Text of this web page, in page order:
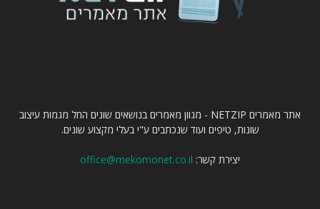
אתר מאמרים NETZIP - מגוון מאמרים בנושאים שונים החל מגמות עיצוב
שונות, טיפים ועוד שנכתבים ע"י בעלי מקצוע שונים.
יצירת קשר: office@mekomonet.co.il